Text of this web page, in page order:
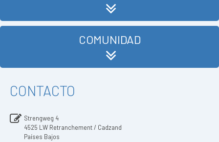
COMUNIDAD
CONTACTO
Strengweg 4
4525 LW Retranchement / Cadzand
Países Bajos